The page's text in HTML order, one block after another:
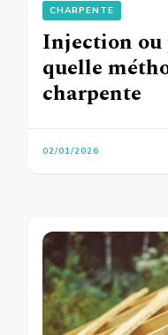
CHARPENTE
Injection ou
quelle
charpente
02/01/2026